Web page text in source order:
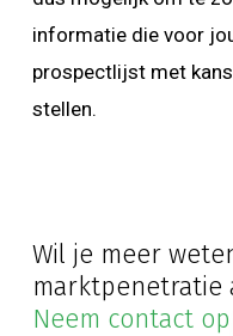
informatie die voor
prospectlijst met
stellen.
Wil je meer
marktpenetratie
Neem contact op